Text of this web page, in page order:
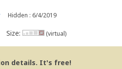
Hidden : 6/4/2019
Size: (virtual)
details. It's free!